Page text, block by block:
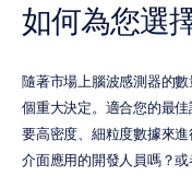
如何為您選
隨著市場上腦波感測器的
個重大決定。適合您的最
要高密度、細粒度數據來
介面應用的開發人員嗎？